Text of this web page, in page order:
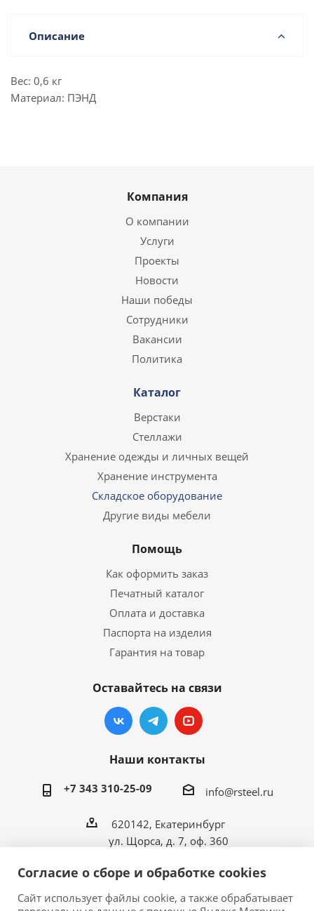
Описание
Вес: 0,6 кг
Материал: ПЭНД
Компания
О компании
Услуги
Проекты
Новости
Наши победы
Сотрудники
Вакансии
Политика
Каталог
Верстаки
Стеллажи
Хранение одежды и личных вещей
Хранение инструмента
Складское оборудование
Другие виды мебели
Помощь
Как оформить заказ
Печатный каталог
Оплата и доставка
Паспорта на изделия
Гарантия на товар
Оставайтесь на связи
Наши контакты
+7 343 310-25-09 info@rsteel.ru
620142, Екатеринбург
ул. Щорса, д. 7, оф. 360
Согласие о сборе и обработке cookies
Сайт использует файлы cookie, а также обрабатывает